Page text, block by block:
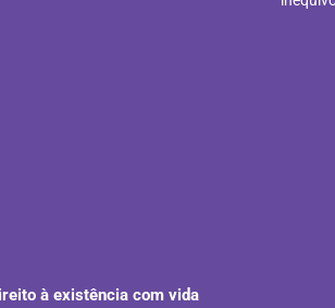
à existência com vida